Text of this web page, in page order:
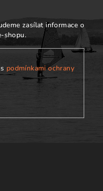
zasílat informace o
shopu.
podmínkami ochrany